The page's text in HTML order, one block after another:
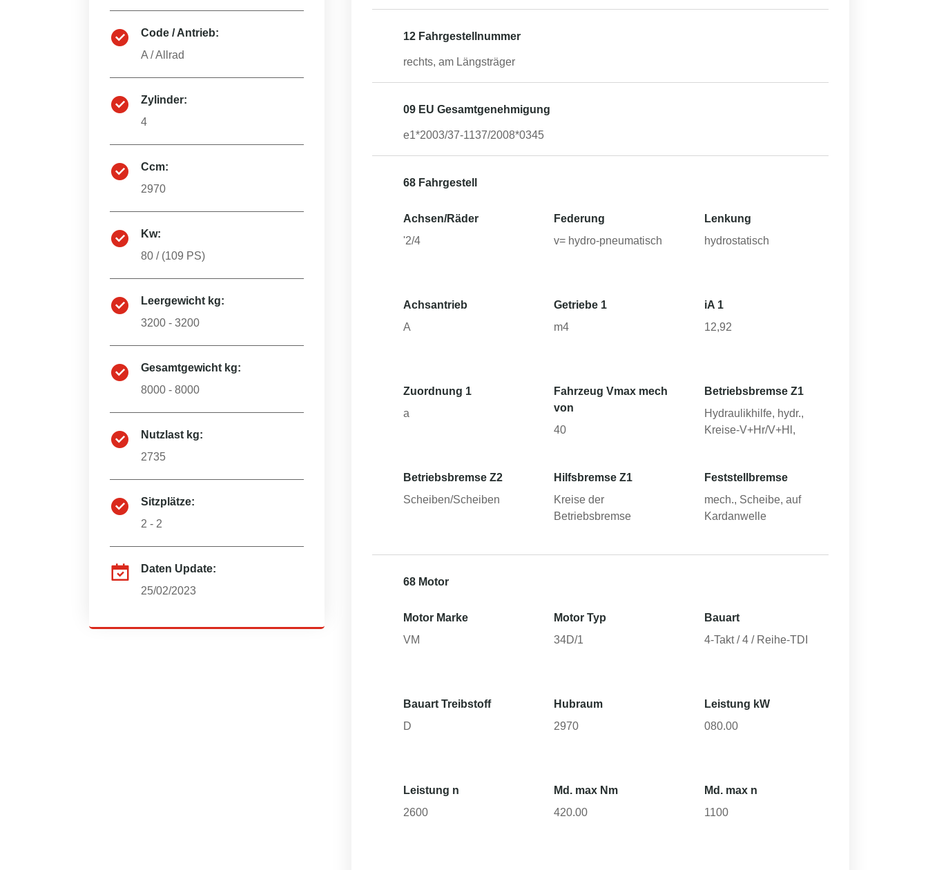
Code / Antrieb:
A /Allrad
Zylinder:
4
Ccm:
2970
Kw:
80 / (109 PS)
Leergewicht kg:
3200 - 3200
Gesamtgewicht kg:
8000 - 8000
Nutzlast kg:
2735
Sitzplätze:
2 - 2
Daten Update:
25/02/2023
12 Fahrgestellnummer
rechts, am Längsträger
09 EU Gesamtgenehmigung
e1*2003/37-1137/2008*0345
68 Fahrgestell
Achsen/Räder
'2/4
Federung
v= hydro-pneumatisch
Lenkung
hydrostatisch
Achsantrieb
A
Getriebe 1
m4
iA 1
12,92
Zuordnung 1
a
Fahrzeug Vmax mech
von
40
Betriebsbremse Z1
Hydraulikhilfe, hydr.,
Kreise-V+Hr/V+Hl,
Betriebsbremse Z2
Scheiben/Scheiben
Hilfsbremse Z1
Kreise der
Betriebsbremse
Feststellbremse
mech., Scheibe, auf
Kardanwelle
68 Motor
Motor Marke
VM
Motor Typ
34D/1
Bauart
4-Takt / 4 / Reihe-TDI
Bauart Treibstoff
D
Hubraum
2970
Leistung kW
080.00
Leistung n
2600
Md. max Nm
420.00
Md. max n
1100